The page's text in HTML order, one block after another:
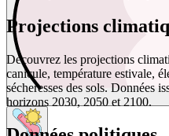
Projections
Découvrez les projections
canicule, température estivale,
sécheresses des sols. Données
horizons 2030, 2050 et 2100.